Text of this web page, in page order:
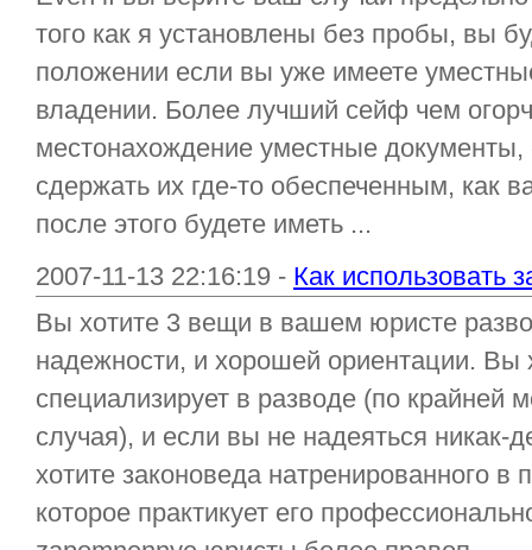
того как я установлены без пробы, вы
положении если вы уже имеете
владении. Более лучший сейф чем
местонахождение уместные
сдержать их где-то обеспеченным, как
после этого будете иметь ...
2007-11-13 22:16:19 - Как использовать
Вы хотите 3 вещи в вашем юристе
надежности, и хорошей ориентации. Вы
специализирует в разводе (по крайней
случая), и если вы не надеяться никак-
хотите законоведа натренированного в
которое практикует его